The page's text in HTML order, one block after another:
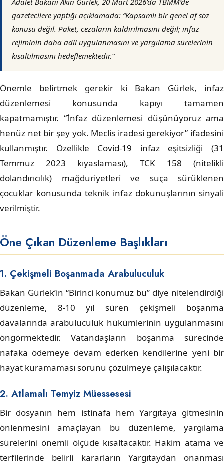
gazetecilere yaptığı açıklamada: “Kapsamlı bir genel af söz
konusu değil. Paket, cezaların kaldırılmasını değil; infaz
rejiminin daha adil uygulanmasını ve yargılama sürelerinin
kısaltılmasını hedeflemektedir.”
Önemle belirtmek gerekir ki Bakan Gürlek, infaz
düzenlemesi konusunda kapıyı tamamen
kapatmamıştır. “İnfaz düzenlemesi düşünüyoruz ama
henüz net bir şey yok. Meclis iradesi gerekiyor” ifadesini
kullanmıştır. Özellikle Covid-19 infaz eşitsizliği (31
Temmuz 2023 kıyaslaması), TCK 158 (nitelikli
dolandırıcılık) mağduriyetleri ve suça sürüklenen
çocuklar konusunda teknik infaz dokunuşlarının sinyali
verilmiştir.
Öne Çıkan Düzenleme Başlıkları
1. Çekişmeli Boşanmada Arabuluculuk
Bakan Gürlek’in “Birinci konumuz bu” diye nitelendirdiği
düzenleme, 8-10 yıl süren çekişmeli boşanma
davalarında arabuluculuk hükümlerinin uygulanmasını
öngörmektedir. Vatandaşların boşanma sürecinde
nafaka ödemeye devam ederken kendilerine yeni bir
hayat kuramaması sorunu çözülmeye çalışılacaktır.
2. Atlamalı Temyiz Müessesesi
Bir dosyanın hem istinafa hem Yargıtaya gitmesinin
önlenmesini amaçlayan bu düzenleme, yargılama
sürelerini önemli ölçüde kısaltacaktır. Hakim atama ve
terfilerinde belirli kararların Yargıtaydan onanması